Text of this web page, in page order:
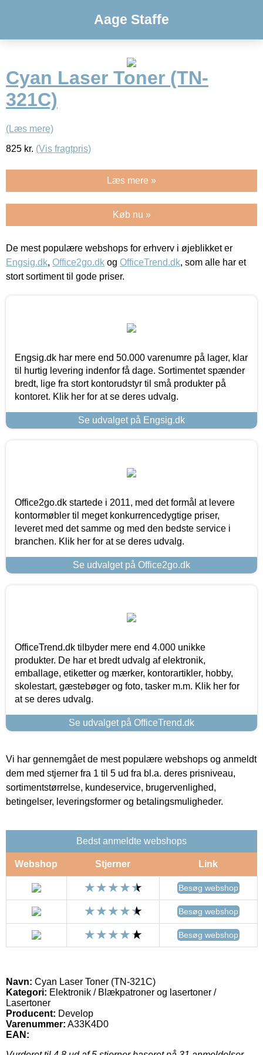
Aage Staffe
Cyan Laser Toner (TN-
321C)
(Læs mere)
825 kr. (Vis fragtpris)
Læs mere »
Køb nu »
De mest populære webshops for erhverv i øjeblikket er
Engsig.dk, Office2go.dk og OfficeTrend.dk, som alle har et
stort sortiment til gode priser.
Engsig.dk har mere end 50.000 varenumre på lager, klar
til hurtig levering indenfor få dage. Sortimentet spænder
bredt, lige fra stort kontorudstyr til små produkter på
kontoret. Klik her for at se deres udvalg.
Se udvalget på Engsig.dk
Office2go.dk startede i 2011, med det formål at levere
kontormøbler til meget konkurrencedygtige priser,
leveret med det samme og med den bedste service i
branchen. Klik her for at se deres udvalg.
Se udvalget på Office2go.dk
OfficeTrend.dk tilbyder mere end 4.000 unikke
produkter. De har et bredt udvalg af elektronik,
emballage, etiketter og mærker, kontorartikler, hobby,
skolestart, gæstebøger og foto, tasker m.m. Klik her for
at se deres udvalg.
Se udvalget på OfficeTrend.dk
Vi har gennemgået de mest populære webshops og anmeldt
dem med stjerner fra 1 til 5 ud fra bl.a. deres prisniveau,
sortimentstørrelse, kundeservice, brugervenlighed,
betingelser, leveringsformer og betalingsmuligheder.
Bedst anmeldte webshops
Webshop Stjerner Link
Besøg webshop
Besøg webshop
Besøg webshop
Navn: Cyan Laser Toner (TN-321C)
Kategori: Elektronik / Blækpatroner og lasertoner /
Lasertoner
Producent: Develop
Varenummer: A33K4D0
EAN: